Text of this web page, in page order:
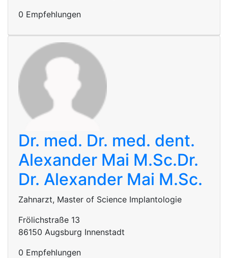
0 Empfehlungen
Dr. med. Dr. med. dent.
Alexander Mai M.Sc.Dr.
Dr. Alexander Mai M.Sc.
Zahnarzt, Master of Science Implantologie
Frölichstraße 13
86150 Augsburg Innenstadt
0 Empfehlungen